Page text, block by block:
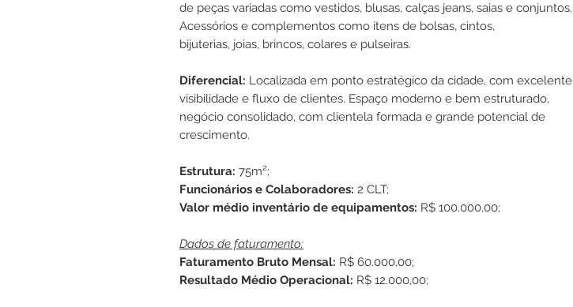
de peças variadas como vestidos, blusas, calças jeans, saias e conjuntos.
Acessórios e complementos como itens de bolsas, cintos,
bijuterias, joias, brincos, colares e pulseiras.
Diferencial: Localizada em ponto estratégico da cidade, com excelente
visibilidade e fluxo de clientes. Espaço moderno e bem estruturado,
negócio consolidado, com clientela formada e grande potencial de
crescimento.
Estrutura: 75m²;
Funcionários e Colaboradores: 2 CLT;
Valor médio inventário de equipamentos: R$ 100.000,00;
Dados de faturamento:
Faturamento Bruto Mensal: R$ 60.000,00;
Resultado Médio Operacional: R$ 12.000,00;